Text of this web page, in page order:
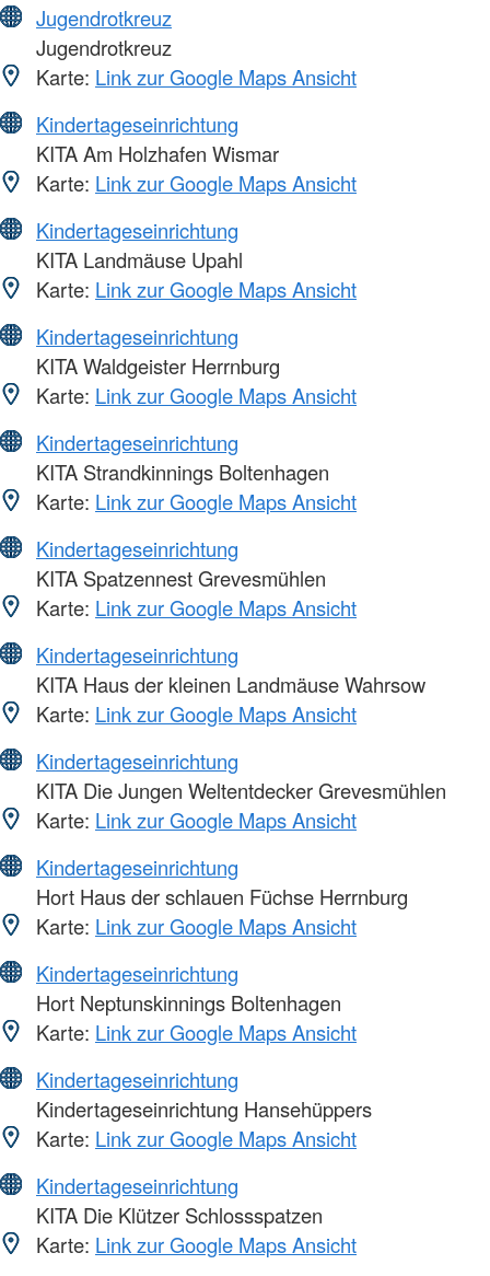
Jugendrotkreuz
Jugendrotkreuz
Karte: Link zur Google Maps Ansicht
Kindertageseinrichtung
KITA Am Holzhafen Wismar
Karte: Link zur Google Maps Ansicht
Kindertageseinrichtung
KITA Landmäuse Upahl
Karte: Link zur Google Maps Ansicht
Kindertageseinrichtung
KITA Waldgeister Herrnburg
Karte: Link zur Google Maps Ansicht
Kindertageseinrichtung
KITA Strandkinnings Boltenhagen
Karte: Link zur Google Maps Ansicht
Kindertageseinrichtung
KITA Spatzennest Grevesmühlen
Karte: Link zur Google Maps Ansicht
Kindertageseinrichtung
KITA Haus der kleinen Landmäuse Wahrsow
Karte: Link zur Google Maps Ansicht
Kindertageseinrichtung
KITA Die Jungen Weltentdecker Grevesmühlen
Karte: Link zur Google Maps Ansicht
Kindertageseinrichtung
Hort Haus der schlauen Füchse Herrnburg
Karte: Link zur Google Maps Ansicht
Kindertageseinrichtung
Hort Neptunskinnings Boltenhagen
Karte: Link zur Google Maps Ansicht
Kindertageseinrichtung
Kindertageseinrichtung Hansehüppers
Karte: Link zur Google Maps Ansicht
Kindertageseinrichtung
KITA Die Klützer Schlossspatzen
Karte: Link zur Google Maps Ansicht